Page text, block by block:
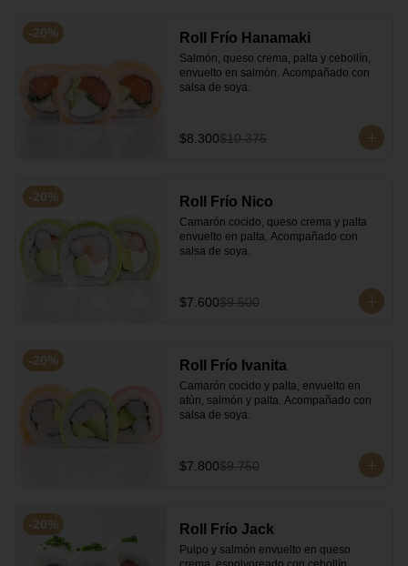
-20% Roll Frío Hanamaki
Salmón, queso crema, palta y cebollín,
envuelto en salmón. Acompañado con
salsa de soya.
$8.300$10.375
-20% Roll Frío Nico
Camarón cocido, queso crema y palta
envuelto en palta. Acompañado con
salsa de soya.
$7.600$9.500
-20% Roll Frío Ivanita
Camarón cocido y palta, envuelto en
atún, salmón y palta. Acompañado con
salsa de soya.
$7.800$9.750
-20% Roll Frío Jack
Pulpo y salmón envuelto en queso